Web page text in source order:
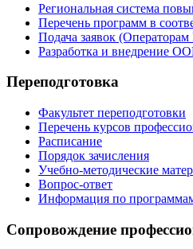
Региональная система
Перечень программ в
Подача заявок
Разработка и внедрение
Переподготовка
Факультет переподготовки
Перечень курсов
Расписание
Порядок зачисления
Учебно-методические
Вопрос-ответ
Информация по
Сопровождение